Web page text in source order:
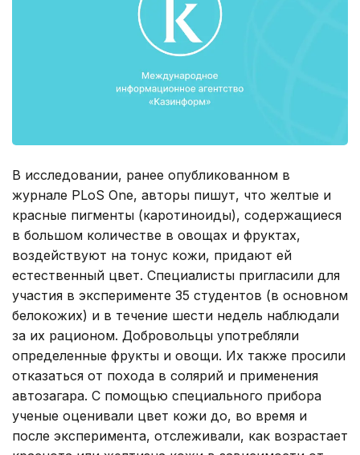
В исследовании, ранее опубликованном в
журнале PLoS One, авторы пишут, что желтые и
красные пигменты (каротиноиды), содержащиеся
в большом количестве в овощах и фруктах,
воздействуют на тонус кожи, придают ей
естественный цвет. Специалисты пригласили для
участия в эксперименте 35 студентов (в основном
белокожих) и в течение шести недель наблюдали
за их рационом. Добровольцы употребляли
определенные фрукты и овощи. Их также просили
отказаться от похода в солярий и применения
автозагара. С помощью специального прибора
ученые оценивали цвет кожи до, во время и
после эксперимента, отслеживали, как возрастает